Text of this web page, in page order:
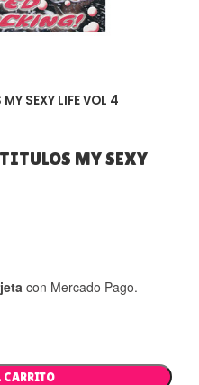
SEXY LIFE VOL 4
MY SEXY
con Mercado Pago.
CARRITO